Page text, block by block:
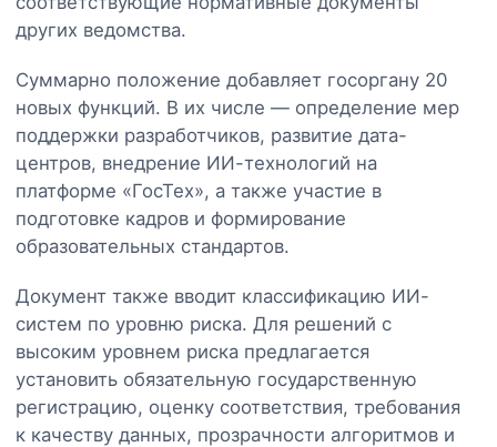
других ведомства.
Суммарно положение добавляет госоргану 20
новых функций. В их числе — определение мер
поддержки разработчиков, развитие дата-
центров, внедрение ИИ-технологий на
платформе «ГосТех», а также участие в
подготовке кадров и формирование
образовательных стандартов.
Документ также вводит классификацию ИИ-
систем по уровню риска. Для решений с
высоким уровнем риска предлагается
установить обязательную государственную
регистрацию, оценку соответствия, требования
к качеству данных, прозрачности алгоритмов и